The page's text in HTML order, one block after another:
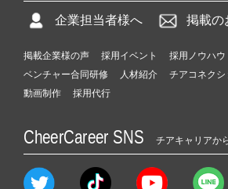
企業担当者様へ 掲載の
掲載企業様の声 採用イベント 採用ノウハウ
ベンチャー合同研修
人材紹介 チアコネクシ
動画制作
採用代行
CheerCareer SNS チアキャリアか